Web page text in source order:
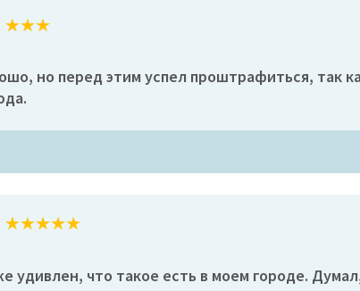
но перед этим успел проштрафиться, так
удивлен, что такое есть в моем городе.